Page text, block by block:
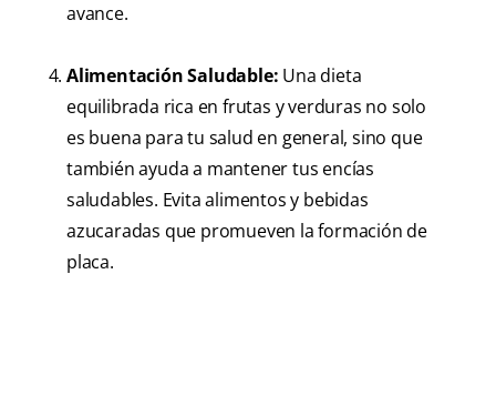
avance.
Alimentación Saludable: Una dieta
equilibrada rica en frutas y verduras no solo
es buena para tu salud en general, sino que
también ayuda a mantener tus encías
saludables. Evita alimentos y bebidas
azucaradas que promueven la formación de
placa.